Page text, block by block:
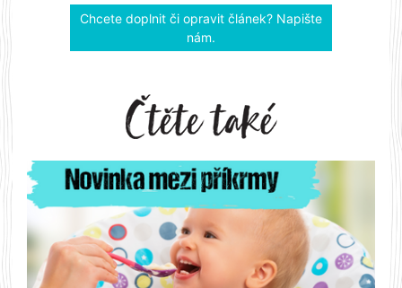
Chcete doplnit či opravit článek? Napište
nám.